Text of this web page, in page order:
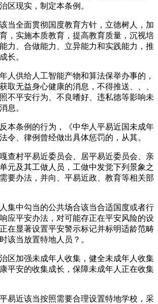
区现实，制定本条例。
全面贯彻国度教育方针，立德树人，加
，实施本质教育，提高教育质量，沉视培
力、合做能力、立异能力和实践能力，推
长。
供给人工智能产物和算法保举办事的，
取无益身心健康的消息，不得推送、、、
不平安行为、不良嗜好、违私德等影响未
息。
条例的行为，《中华人平易近国未成年
令、律例曾经做出具体惩罚的，从其。
村平易近委员会、居平易近委员会、亲
元及其工做人员，工做中发觉下列景象之
要办法，并向、平易近政、教育等相关部
中勾当的公共场合该当合适国度或者行
应平安办法，对可能存正在平安风险的设
在显著设置平安警示标记并标明适龄范畴
该当放置特地人员？。
加强未成年人收集，健全未成年人收集
平安的收集成长，保障未成年人正在收集
近该当按照需要合理设置特地学校，采